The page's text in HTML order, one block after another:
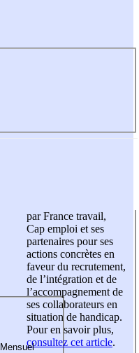
par France travail,
Cap emploi et ses
partenaires pour ses
actions concrètes en
faveur du recrutement,
de l’intégration et de
l’accompagnement de
ses collaborateurs en
situation de handicap.
Pour en savoir plus,
consultez cet article.